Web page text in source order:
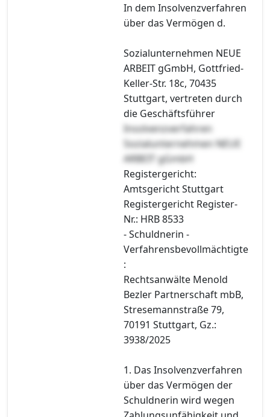
In dem Insolvenzverfahren
über das Vermögen d.
Sozialunternehmen NEUE
ARBEIT gGmbH, Gottfried-
Keller-Str. 18c, 70435
Stuttgart, vertreten durch
die Geschäftsführer
Insolvenzverfahren
Sozialunternehmen NEUE
ARBEIT gGmbH
Registergericht:
Amtsgericht Stuttgart
Registergericht Register-
Nr.: HRB 8533
- Schuldnerin -
Verfahrensbevollmächtigte
:
Rechtsanwälte Menold
Bezler Partnerschaft mbB,
Stresemannstraße 79,
70191 Stuttgart, Gz.:
3938/2025
1. Das Insolvenzverfahren
über das Vermögen der
Schuldnerin wird wegen